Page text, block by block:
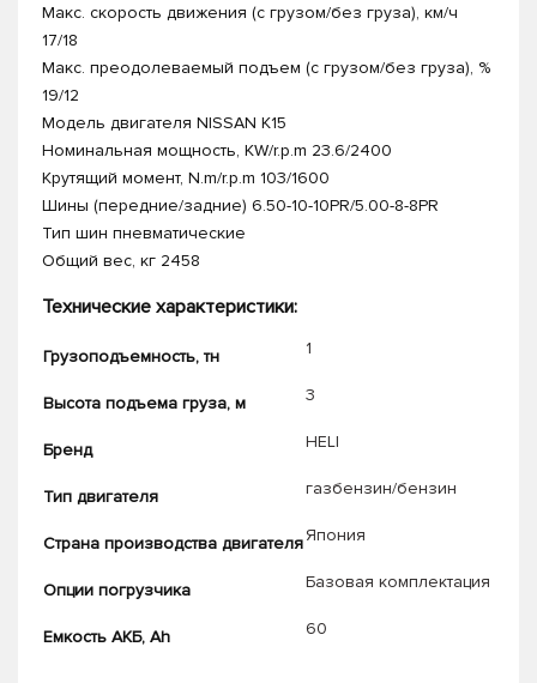
Макс. скорость движения (с грузом/без груза), км/ч
17/18
Макс. преодолеваемый подъем (с грузом/без груза), %
19/12
Модель двигателя NISSAN K15
Номинальная мощность, KW/r.p.m 23.6/2400
Крутящий момент, N.m/r.p.m 103/1600
Шины (передние/задние) 6.50-10-10PR/5.00-8-8PR
Тип шин пневматические
Общий вес, кг 2458
Технические характеристики:
Грузоподъемность, тн 1
Высота подъема груза, м 3
Бренд HELI
Тип двигателя газбензин/бензин
Страна производства двигателяЯпония
Опции погрузчика Базовая комплектация
Емкость АКБ, Ah 60